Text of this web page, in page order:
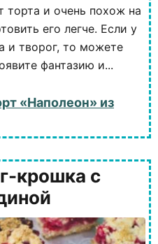
торта и очень похож на
его легче. Если у
и творог, то можете
фантазию и...
«Наполеон» из
крошка с